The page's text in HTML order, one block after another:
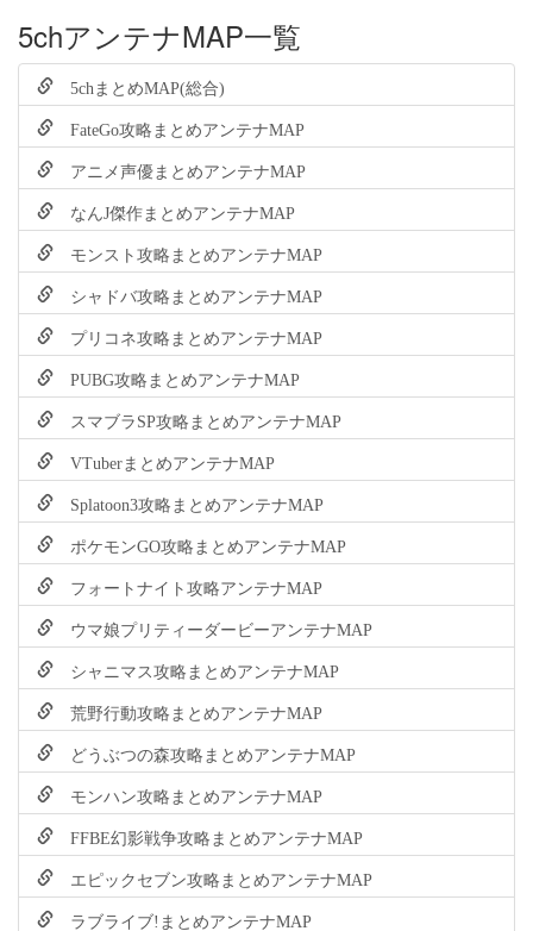
5chアンテナMAP一覧
5chまとめMAP(総合)
FateGo攻略まとめアンテナMAP
アニメ声優まとめアンテナMAP
なんJ傑作まとめアンテナMAP
モンスト攻略まとめアンテナMAP
シャドバ攻略まとめアンテナMAP
プリコネ攻略まとめアンテナMAP
PUBG攻略まとめアンテナMAP
スマブラSP攻略まとめアンテナMAP
VTuberまとめアンテナMAP
Splatoon3攻略まとめアンテナMAP
ポケモンGO攻略まとめアンテナMAP
フォートナイト攻略アンテナMAP
ウマ娘プリティーダービーアンテナMAP
シャニマス攻略まとめアンテナMAP
荒野行動攻略まとめアンテナMAP
どうぶつの森攻略まとめアンテナMAP
モンハン攻略まとめアンテナMAP
FFBE幻影戦争攻略まとめアンテナMAP
エピックセブン攻略まとめアンテナMAP
ラブライブ!まとめアンテナMAP